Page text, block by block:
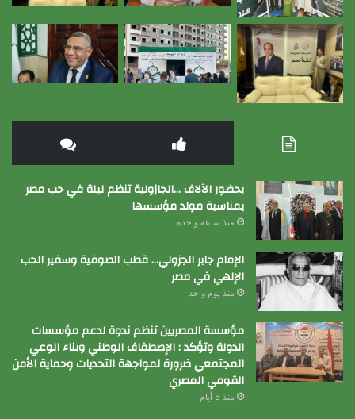
بحضور الآلاف …الجازولية تنظم ليلة في حب مصر
بمناسبة مولد مؤسسها
منذ ساعة واحدة
الإمام جابر الجزولي… قطب الصوفية وسفير الحب
الإلهي في مصر
منذ يوم واحد
مؤسسة المصريين تنظم ندوة لدعم مؤسسات
الدولة وتؤكد : الإصطفاف الوطني وبناء الوعي
المجتمعي ضرورة لمواجهة التحديات وحماية الأمن
القومي المصري
منذ 5 أيام